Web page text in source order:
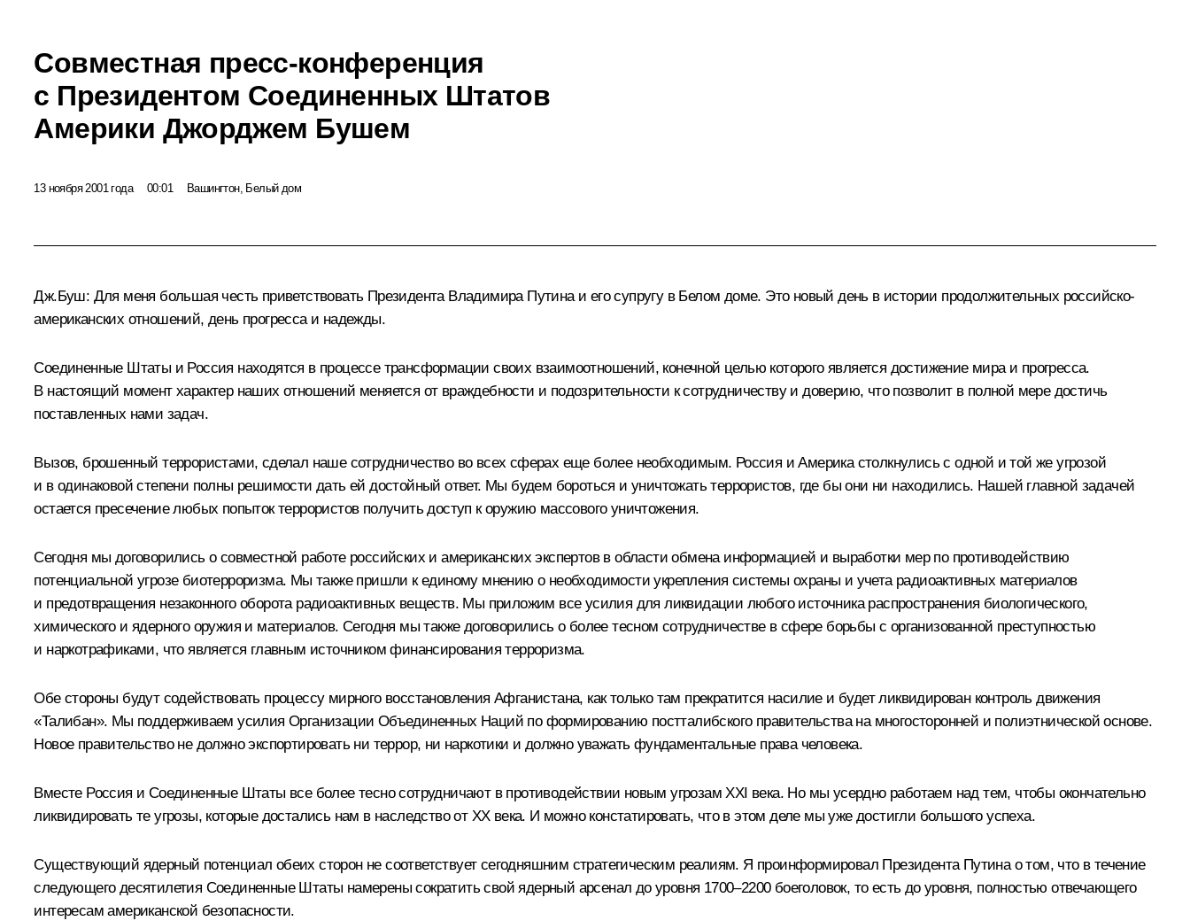
Совместная пресс-конференция
с Президентом Соединенных Штатов
Америки Джорджем Бушем
13 ноября 2001 года 00:01 Вашингтон, Белый дом
Дж.Буш: Для меня большая честь приветствовать Президента Владимира Путина и его супругу в Белом доме. Это новый день в истории продолжительных российско-
американских отношений, день прогресса и надежды.
Соединенные Штаты и Россия находятся в процессе трансформации своих взаимоотношений, конечной целью которого является достижение мира и прогресса.
В настоящий момент характер наших отношений меняется от враждебности и подозрительности к сотрудничеству и доверию, что позволит в полной мере достичь
поставленных нами задач.
Вызов, брошенный террористами, сделал наше сотрудничество во всех сферах еще более необходимым. Россия и Америка столкнулись с одной и той же угрозой
и в одинаковой степени полны решимости дать ей достойный ответ. Мы будем бороться и уничтожать террористов, где бы они ни находились. Нашей главной задачей
остается пресечение любых попыток террористов получить доступ к оружию массового уничтожения.
Сегодня мы договорились о совместной работе российских и американских экспертов в области обмена информацией и выработки мер по противодействию
потенциальной угрозе биотерроризма. Мы также пришли к единому мнению о необходимости укрепления системы охраны и учета радиоактивных материалов
и предотвращения незаконного оборота радиоактивных веществ. Мы приложим все усилия для ликвидации любого источника распространения биологического,
химического и ядерного оружия и материалов. Сегодня мы также договорились о более тесном сотрудничестве в сфере борьбы с организованной преступностью
и наркотрафиками, что является главным источником финансирования терроризма.
Обе стороны будут содействовать процессу мирного восстановления Афганистана, как только там прекратится насилие и будет ликвидирован контроль движения
«Талибан». Мы поддерживаем усилия Организации Объединенных Наций по формированию постталибского правительства на многосторонней и полиэтнической основе.
Новое правительство не должно экспортировать ни террор, ни наркотики и должно уважать фундаментальные права человека.
Вместе Россия и Соединенные Штаты все более тесно сотрудничают в противодействии новым угрозам XXI века. Но мы усердно работаем над тем, чтобы окончательно
ликвидировать те угрозы, которые достались нам в наследство от XX века. И можно констатировать, что в этом деле мы уже достигли большого успеха.
Существующий ядерный потенциал обеих сторон не соответствует сегодняшним стратегическим реалиям. Я проинформировал Президента Путина о том, что в течение
следующего десятилетия Соединенные Штаты намерены сократить свой ядерный арсенал до уровня 1700–2200 боеголовок, то есть до уровня, полностью отвечающего
интересам американской безопасности.